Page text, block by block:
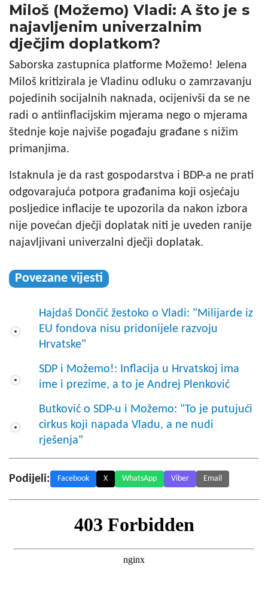
Miloš (Možemo) Vladi: A što je s
najavljenim univerzalnim
dječjim doplatkom?
Saborska zastupnica platforme Možemo! Jelena
Miloš kritizirala je Vladinu odluku o zamrzavanju
pojedinih socijalnih naknada, ocijenivši da se ne
radi o antiinflacijskim mjerama nego o mjerama
štednje koje najviše pogađaju građane s nižim
primanjima.
Istaknula je da rast gospodarstva i BDP-a ne prati
odgovarajuća potpora građanima koji osjećaju
posljedice inflacije te upozorila da nakon izbora
nije povećan dječji doplatak niti je uveden ranije
najavljivani univerzalni dječji doplatak.
Povezane vijesti
Hajdaš Dončić žestoko o Vladi: "Milijarde iz
EU fondova nisu pridonijele razvoju
Hrvatske"
SDP i Možemo!: Inflacija u Hrvatskoj ima
ime i prezime, a to je Andrej Plenković
Butković o SDP-u i Možemo: "To je putujući
cirkus koji napada Vladu, a ne nudi
rješenja"
Podijeli: Facebook X WhatsApp Viber Email